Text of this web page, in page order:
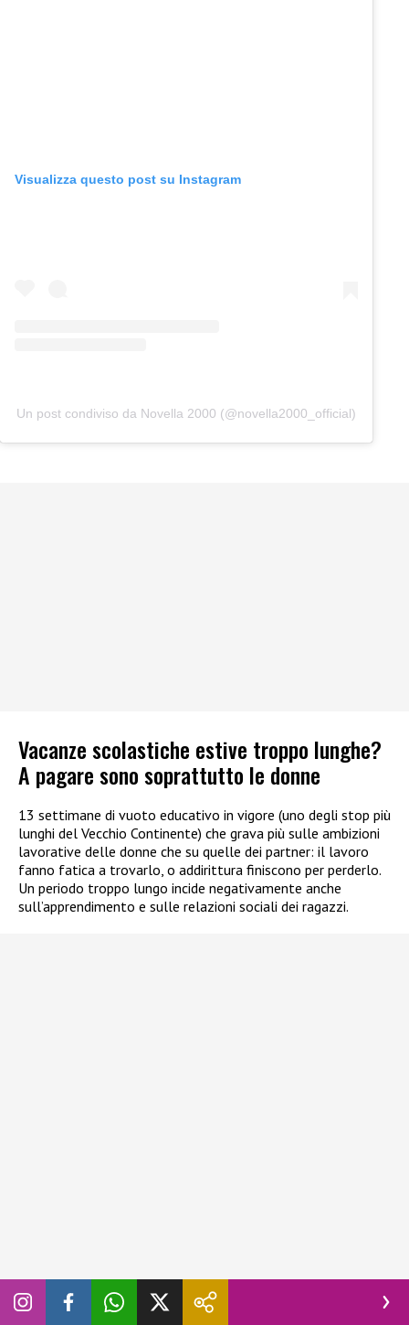
Visualizza questo post su Instagram
Un post condiviso da Novella 2000 (@novella2000_official)
Vacanze scolastiche estive troppo lunghe?
A pagare sono soprattutto le donne
13 settimane di vuoto educativo in vigore (uno degli stop più
lunghi del Vecchio Continente) che grava più sulle ambizioni
lavorative delle donne che su quelle dei partner: il lavoro
fanno fatica a trovarlo, o addirittura finiscono per perderlo.
Un periodo troppo lungo incide negativamente anche
sull’apprendimento e sulle relazioni sociali dei ragazzi.